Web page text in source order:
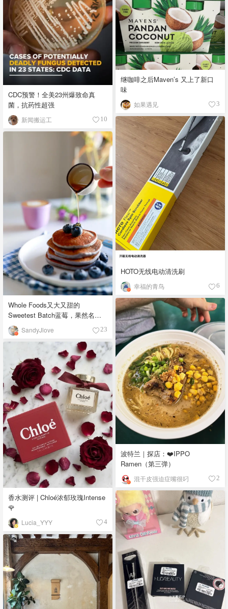
CDC预警！全美23州爆致命真
菌，抗药性超强
新闻搬运工 10
继咖啡之后Maven’s 又上了新口
味
如果遇见 3
HOTO无线电动清洗刷
幸福的青鸟 6
Whole Foods又大又甜的
Sweetest Batch蓝莓，果然名副
其实！SandyJlove 23
波特兰｜探店：❤️IPPO
Ramen（第三弹）
混干皮强迫症嘴很叼 2
香水测评 | Chloé浓郁玫瑰Intense
🌹
Lucia_YYY 4